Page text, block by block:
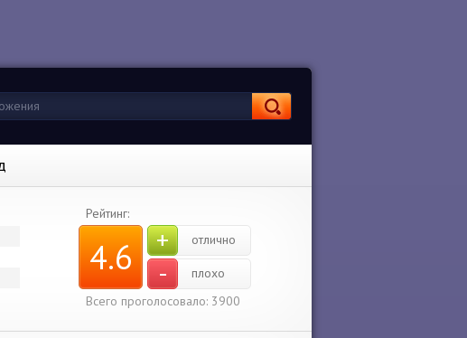
Рейтинг:
4.6 + отлично
-
плохо
Всего проголосовало: 3900